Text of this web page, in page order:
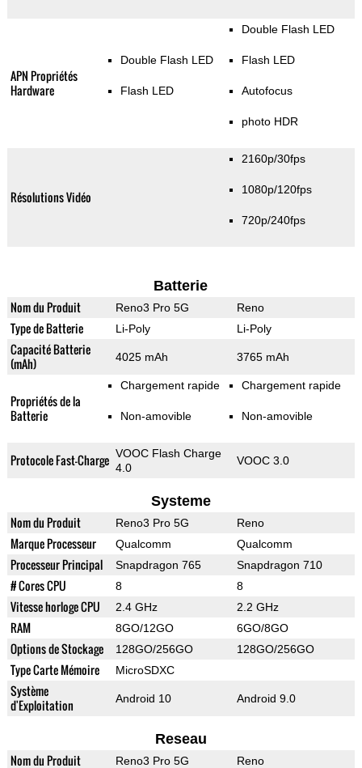
APN Propriétés
Hardware
Double Flash LED
Flash LED
Double Flash LED
Flash LED
Autofocus
photo HDR
Résolutions Vidéo
2160p/30fps
1080p/120fps
720p/240fps
Batterie
Nom du Produit Reno3 Pro 5G Reno
Type de Batterie Li-Poly Li-Poly
Capacité Batterie
(mAh)
4025 mAh 3765 mAh
Propriétés de la
Batterie
Chargement rapide
Non-amovible
Chargement rapide
Non-amovible
Protocole Fast-Charge VOOC Flash Charge
4.0
VOOC 3.0
Systeme
Nom du Produit Reno3 Pro 5G Reno
Marque Processeur Qualcomm Qualcomm
Processeur Principal Snapdragon 765 Snapdragon 710
# Cores CPU 8 8
Vitesse horloge CPU 2.4 GHz 2.2 GHz
RAM 8GO/12GO 6GO/8GO
Options de Stockage 128GO/256GO 128GO/256GO
Type Carte Mémoire MicroSDXC
Système
d'Exploitation
Android 10 Android 9.0
Reseau
Nom du Produit Reno3 Pro 5G Reno